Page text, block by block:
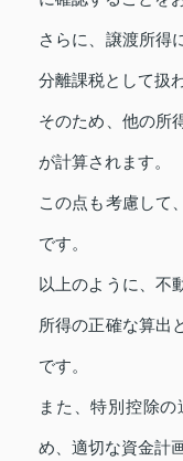
さらに、譲渡所得
分離課税として扱
そのため、他の所
が計算されます。
この点も考慮して
です。
以上のように、不
所得の正確な算出
です。
また、特別控除
め、適切な資金計